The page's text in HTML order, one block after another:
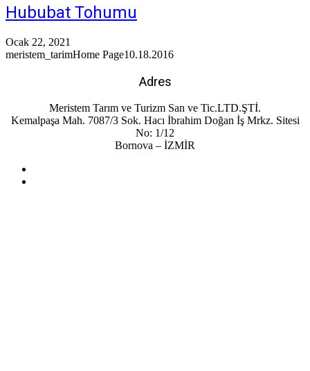
Hububat Tohumu
Ocak 22, 2021
meristem_tarimHome Page10.18.2016
Adres
Meristem Tarım ve Turizm San ve Tic.LTD.ŞTİ.
Kemalpaşa Mah. 7087/3 Sok. Hacı İbrahim Doğan İş Mrkz. Sitesi
No: 1/12
Bornova – İZMİR